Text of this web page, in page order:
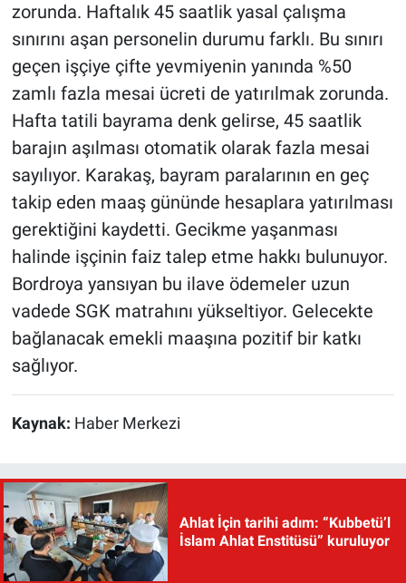
zorunda. Haftalık 45 saatlik yasal çalışma
sınırını aşan personelin durumu farklı. Bu sınırı
geçen işçiye çifte yevmiyenin yanında %50
zamlı fazla mesai ücreti de yatırılmak zorunda.
Hafta tatili bayrama denk gelirse, 45 saatlik
barajın aşılması otomatik olarak fazla mesai
sayılıyor. Karakaş, bayram paralarının en geç
takip eden maaş gününde hesaplara yatırılması
gerektiğini kaydetti. Gecikme yaşanması
halinde işçinin faiz talep etme hakkı bulunuyor.
Bordroya yansıyan bu ilave ödemeler uzun
vadede SGK matrahını yükseltiyor. Gelecekte
bağlanacak emekli maaşına pozitif bir katkı
sağlıyor.
Kaynak: Haber Merkezi
Ahlat İçin tarihi adım: “Kubbetü’l
İslam Ahlat Enstitüsü” kuruluyor